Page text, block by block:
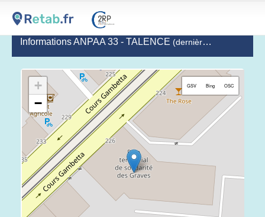
Informations ANPAA 33 - TALENCE (dernière mise à jour le 2020-12-03)
+
−
GSV Bing OSC